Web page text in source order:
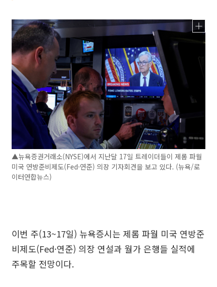
▲뉴욕증권거래소(NYSE)에서 지난달 17일 트레이더들이 제롬 파월
미국 연방준비제도(Fed·연준) 의장 기자회견을 보고 있다. (뉴욕/로
이터연합뉴스)
이번 주(13~17일) 뉴욕증시는 제롬 파월 미국 연방준
비제도(Fed·연준) 의장 연설과 월가 은행들 실적에
주목할 전망이다.